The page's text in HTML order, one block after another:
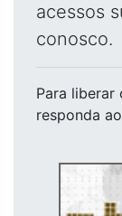
acessos
conosco.
Para liberar
responda